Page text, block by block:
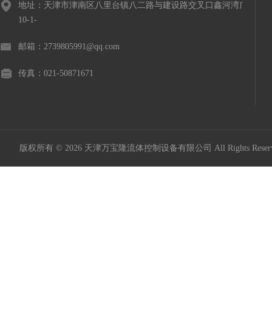
地址：天津市津南区八里台镇八二路与建设路交叉口鑫河湾广场
10-1-
邮箱：2739805991@qq.com
传真：021-50871671
版权所有 © 2026 天津万宝隆流体控制设备有限公司 All Rights